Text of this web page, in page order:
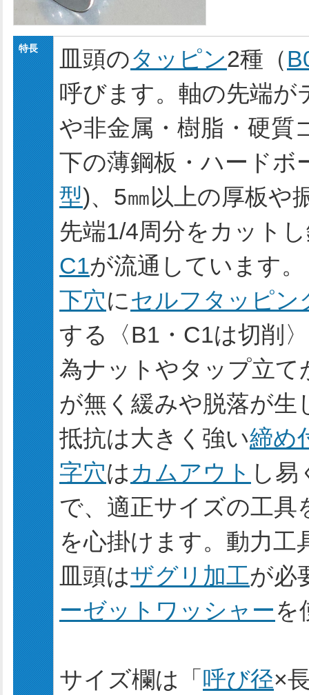
特長 皿頭のタッピン2種（
呼びます。軸の先端が
や非金属・樹脂・硬質
下の薄鋼板・ハードボ
型)、5㎜以上の厚板や
先端1/4周分をカット
C1が流通しています。
下穴にセルフタッピン
する〈B1・C1は切削
為ナットやタップ立て
が無く緩みや脱落が
抵抗は大きく強い締め
字穴は カムアウト し易
で、適正サイズの工具
を心掛けます。動力工
皿頭はザグリ加工が必
ーゼットワッシャーを
サイズ欄は「 呼び径×